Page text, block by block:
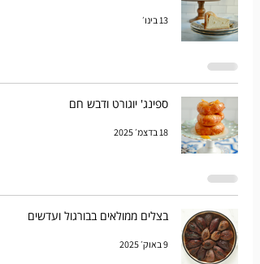
13 בינו׳
ספינג' יוגורט ודבש חם
18 בדצמ׳ 2025
בצלים ממולאים בבורגול ועדשים
9 באוק׳ 2025